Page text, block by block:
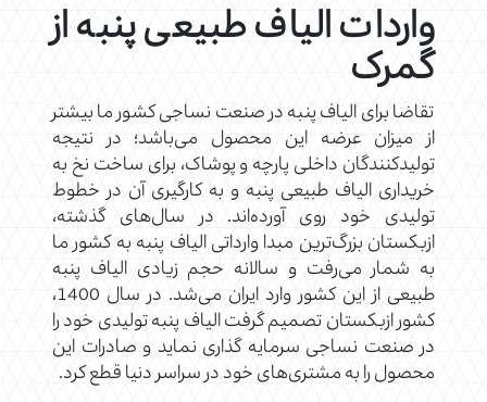
واردات الیاف طبیعی پنبه از
گمرک
تقاضا برای الیاف پنبه در صنعت نساجی کشور ما بیشتر
از میزان عرضه این محصول می‌باشد؛ در نتیجه
تولیدکنندگان داخلی پارچه و پوشاک، برای ساخت نخ به
خریداری الیاف طبیعی پنبه و به کارگیری آن در خطوط
تولیدی خود روی آورده‌اند. در سال‌های گذشته،
ازبکستان بزرگ‌ترین مبدا وارداتی الیاف پنبه به کشور ما
به شمار می‌رفت و سالانه حجم زیادی الیاف پنبه
طبیعی از این کشور وارد ایران می‌شد. در سال 1400،
کشور ازبکستان تصمیم گرفت الیاف پنبه تولیدی خود را
در صنعت نساجی سرمایه گذاری نماید و صادرات این
محصول را به مشتری‌های خود در سراسر دنیا قطع کرد.